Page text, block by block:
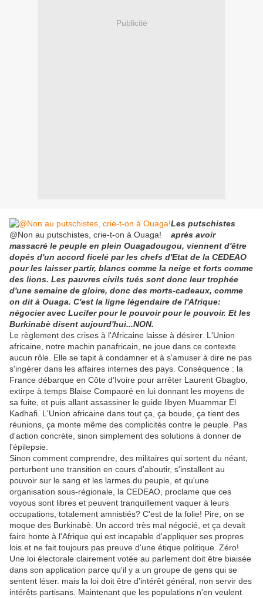
Publicité
@Non au putschistes, crie-t-on à Ouaga!
Les putschistes
après avoir
massacré le peuple en plein Ouagadougou, viennent d'être
dopés d'un accord ficelé par les chefs d'Etat de la CEDEAO
pour les laisser partir, blancs comme la neige et forts comme
des lions. Les pauvres civils tués sont donc leur trophée
d'une semaine de gloire, donc des morts-cadeaux, comme
on dit à Ouaga. C'est la ligne légendaire de l'Afrique:
négocier avec Lucifer pour le pouvoir pour le pouvoir. Et les
Burkinabè disent aujourd'hui...NON.
Le règlement des crises à l'Africaine laisse à désirer. L'Union
africaine, notre machin panafricain, ne joue dans ce contexte
aucun rôle. Elle se tapit à condamner et à s'amuser à dire ne pas
s'ingérer dans les affaires internes des pays. Conséquence : la
France débarque en Côte d'Ivoire pour arrêter Laurent Gbagbo,
extirpe à temps Blaise Compaoré en lui donnant les moyens de
sa fuite, et puis allant assassiner le guide libyen Muammar El
Kadhafi. L'Union africaine dans tout ça, ça boude, ça tient des
réunions, ça monte même des complicités contre le peuple. Pas
d'action concrète, sinon simplement des solutions à donner de
l'épilepsie.
Sinon comment comprendre, des militaires qui sortent du néant,
perturbent une transition en cours d'aboutir, s'installent au
pouvoir sur le sang et les larmes du peuple, et qu'une
organisation sous-régionale, la CEDEAO, proclame que ces
voyous sont libres et peuvent tranquillement vaquer à leurs
occupations, totalement amnistiés? C'est de la folie! Pire, on se
moque des Burkinabè. Un accord très mal négocié, et ça devait
faire honte à l'Afrique qui est incapable d'appliquer ses propres
lois et ne fait toujours pas preuve d'une étique politique. Zéro!
Une loi électorale clairement votée au parlement doit être biaisée
dans son application parce qu'il y a un groupe de gens qui se
sentent léser. mais la loi doit être d'intérêt général, non servir des
intérêts partisans. Maintenant que les populations n'en veulent